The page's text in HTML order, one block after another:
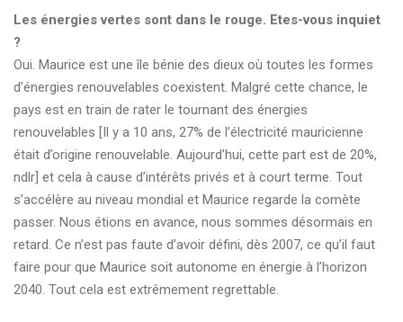
Les énergies vertes sont dans le rouge. Etes-vous inquiet
?
Oui. Maurice est une île bénie des dieux où toutes les formes
d’énergies renouvelables coexistent. Malgré cette chance, le
pays est en train de rater le tournant des énergies
renouvelables [Il y a 10 ans, 27% de l’électricité mauricienne
était d’origine renouvelable. Aujourd’hui, cette part est de 20%,
ndlr] et cela à cause d’intérêts privés et à court terme. Tout
s’accélère au niveau mondial et Maurice regarde la comète
passer. Nous étions en avance, nous sommes désormais en
retard. Ce n’est pas faute d’avoir défini, dès 2007, ce qu’il faut
faire pour que Maurice soit autonome en énergie à l’horizon
2040. Tout cela est extrêmement regrettable.